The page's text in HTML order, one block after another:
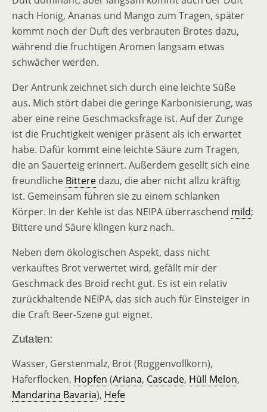
nach Honig, Ananas und Mango zum Tragen, später
kommt noch der Duft des verbrauten Brotes dazu,
während die fruchtigen Aromen langsam etwas
schwächer werden.
Der Antrunk zeichnet sich durch eine leichte Süße
aus. Mich stört dabei die geringe Karbonisierung, was
aber eine reine Geschmacksfrage ist. Auf der Zunge
ist die Fruchtigkeit weniger präsent als ich erwartet
habe. Dafür kommt eine leichte Säure zum Tragen,
die an Sauerteig erinnert. Außerdem gesellt sich eine
freundliche Bittere dazu, die aber nicht allzu kräftig
ist. Gemeinsam führen sie zu einem schlanken
Körper. In der Kehle ist das NEIPA überraschend mild;
Bittere und Säure klingen kurz nach.
Neben dem ökologischen Aspekt, dass nicht
verkauftes Brot verwertet wird, gefällt mir der
Geschmack des Broid recht gut. Es ist ein relativ
zurückhaltende NEIPA, das sich auch für Einsteiger in
die Craft Beer-Szene gut eignet.
Zutaten:
Wasser, Gerstenmalz, Brot (Roggenvollkorn),
Haferflocken, Hopfen (Ariana, Cascade, Hüll Melon,
Mandarina Bavaria), Hefe